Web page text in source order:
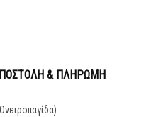
& ΠΛΗΡΩΜΉ